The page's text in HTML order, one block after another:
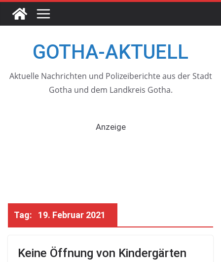
GOTHA-AKTUELL
Aktuelle Nachrichten und Polizeiberichte aus der Stadt
Gotha und dem Landkreis Gotha.
Anzeige
Tag: 19. Februar 2021
Keine Öffnung von Kindergärten